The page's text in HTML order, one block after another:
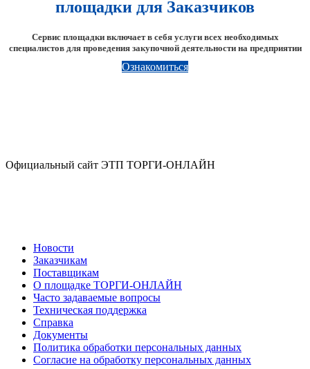
площадки для Заказчиков
Сервис площадки включает в себя услуги всех необходимых
специалистов для проведения закупочной деятельности на предприятии
Ознакомиться
Официальный сайт ЭТП ТОРГИ-ОНЛАЙН
Новости
Заказчикам
Поставщикам
О площадке ТОРГИ-ОНЛАЙН
Часто задаваемые вопросы
Техническая поддержка
Справка
Документы
Политика обработки персональных данных
Согласие на обработку персональных данных